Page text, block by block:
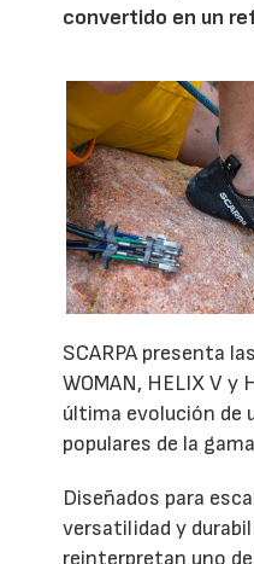
convertido en un
SCARPA presenta
WOMAN, HELIX V y
última evolución de
populares de la
Diseñados para
versatilidad y
reinterpretan uno